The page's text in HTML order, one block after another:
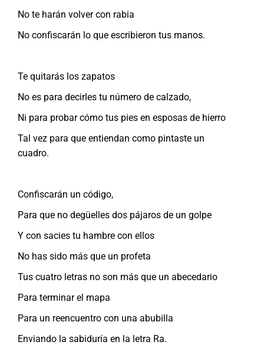
No te harán volver con rabia
No confiscarán lo que escribieron tus manos.
Te quitarás los zapatos
No es para decirles tu número de calzado,
Ni para probar cómo tus pies en esposas de hierro
Tal vez para que entiendan como pintaste un
cuadro.
Confiscarán un código,
Para que no degüelles dos pájaros de un golpe
Y con sacies tu hambre con ellos
No has sido más que un profeta
Tus cuatro letras no son más que un abecedario
Para terminar el mapa
Para un reencuentro con una abubilla
Enviando la sabiduría en la letra Ra.